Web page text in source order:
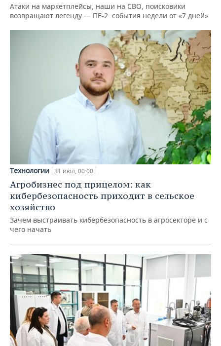
Атаки на маркетплейсы, наши на СВО, поисковики
возвращают легенду — ПЕ-2: события недели от «7 дней»
Технологии 31 июл, 00:00
Агробизнес под прицелом: как
кибербезопасность приходит в сельское
хозяйство
Зачем выстраивать кибербезопасность в агросекторе и с
чего начать